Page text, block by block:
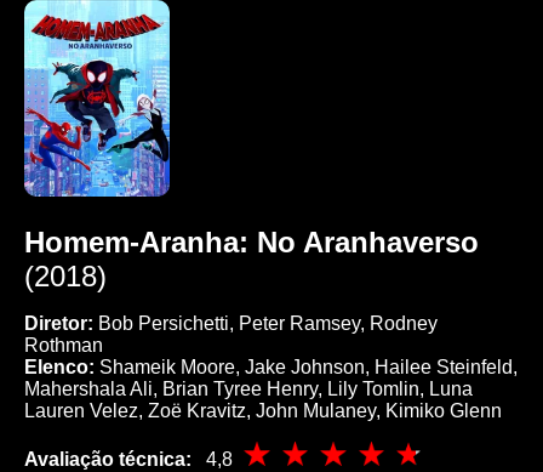
Homem-Aranha: No Aranhaverso
(2018)
Diretor: Bob Persichetti, Peter Ramsey, Rodney
Rothman
Elenco: Shameik Moore, Jake Johnson, Hailee Steinfeld,
Mahershala Ali, Brian Tyree Henry, Lily Tomlin, Luna
Lauren Velez, Zoë Kravitz, John Mulaney, Kimiko Glenn
Avaliação técnica: 4,8